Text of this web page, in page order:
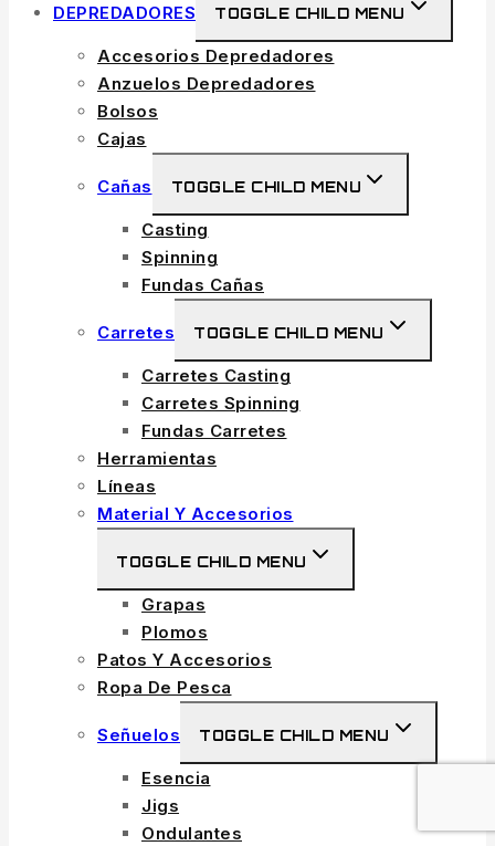
DEPREDADORES TOGGLE CHILD MENU
Accesorios Depredadores
Anzuelos Depredadores
Bolsos
Cajas
Cañas TOGGLE CHILD MENU
Casting
Spinning
Fundas Cañas
Carretes TOGGLE CHILD MENU
Carretes Casting
Carretes Spinning
Fundas Carretes
Herramientas
Líneas
Material Y Accesorios
TOGGLE CHILD MENU
Grapas
Plomos
Patos Y Accesorios
Ropa De Pesca
Señuelos TOGGLE CHILD MENU
Esencia
Jigs
Ondulantes